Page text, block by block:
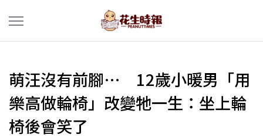
萌汪沒有前腳… 12歲小暖男「用
樂高做輪椅」改變牠一生：坐上輪
椅後會笑了